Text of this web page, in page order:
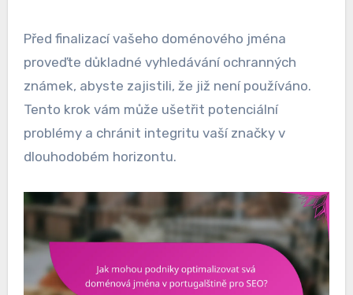
Před finalizací vašeho doménového jména
proveďte důkladné vyhledávání ochranných
známek, abyste zajistili, že již není používáno.
Tento krok vám může ušetřit potenciální
problémy a chránit integritu vaší značky v
dlouhodobém horizontu.